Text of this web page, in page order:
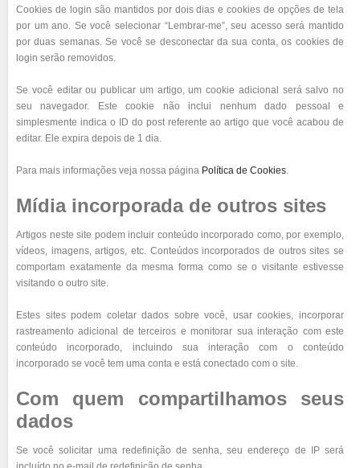
Cookies de login são mantidos por dois dias e cookies de opções de tela
por um ano. Se você selecionar “Lembrar-me”, seu acesso será mantido
por duas semanas. Se você se desconectar da sua conta, os cookies de
login serão removidos.
Se você editar ou publicar um artigo, um cookie adicional será salvo no
seu navegador. Este cookie não inclui nenhum dado pessoal e
simplesmente indica o ID do post referente ao artigo que você acabou de
editar. Ele expira depois de 1 dia.
Para mais informações veja nossa página Política de Cookies.
Mídia incorporada de outros sites
Artigos neste site podem incluir conteúdo incorporado como, por exemplo,
vídeos, imagens, artigos, etc. Conteúdos incorporados de outros sites se
comportam exatamente da mesma forma como se o visitante estivesse
visitando o outro site.
Estes sites podem coletar dados sobre você, usar cookies, incorporar
rastreamento adicional de terceiros e monitorar sua interação com este
conteúdo incorporado, incluindo sua interação com o conteúdo
incorporado se você tem uma conta e está conectado com o site.
Com quem compartilhamos seus
dados
Se você solicitar uma redefinição de senha, seu endereço de IP será